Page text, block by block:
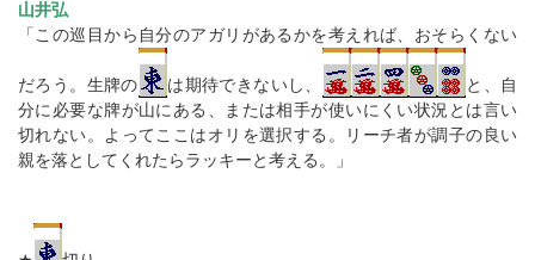
山井弘
「この巡目から自分のアガリがあるかを考えれば、おそらくない
だろう。生牌の は期待できないし、
と、自
分に必要な牌が山にある、または相手が使いにくい状況とは言い
切れない。よってここはオリを選択する。リーチ者が調子の良い
親を落としてくれたらラッキーと考える。」